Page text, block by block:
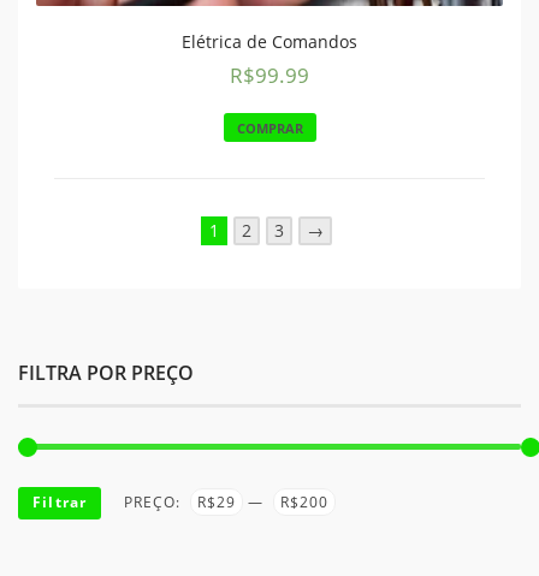
Elétrica de Comandos
R$99.99
COMPRAR
1 2 3 →
FILTRA POR PREÇO
Filtrar PREÇO: R$29 — R$200